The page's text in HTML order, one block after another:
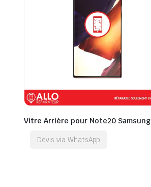
Vitre Arrière pour Note20 Samsung
Devis via WhatsApp